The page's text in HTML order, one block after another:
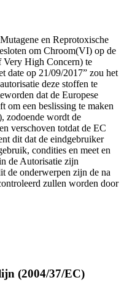
en Reprotoxische
om Chroom(VI) op de
Very High Concern) te
date op 21/09/2017” zou het
deze stoffen te
dat de Europese
om een beslissing te maken
zodoende wordt de
verschoven totdat de EC
dit dat de eindgebruiker
condities en meet en
de Autorisatie zijn
de onderwerpen zijn de na
zullen worden door
(2004/37/EC)